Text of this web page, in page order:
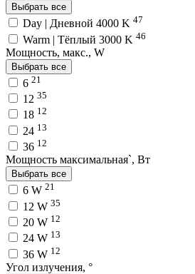
Выбрать все
Day | Дневной 4000 K 47
Warm | Тёплый 3000 K 46
Мощность, макс., W
Выбрать все
6 21
12 35
18 12
24 13
36 12
Мощность максимальная`, Вт
Выбрать все
6 W 21
12 W 35
20 W 12
24 W 13
36 W 12
Угол излучения, °